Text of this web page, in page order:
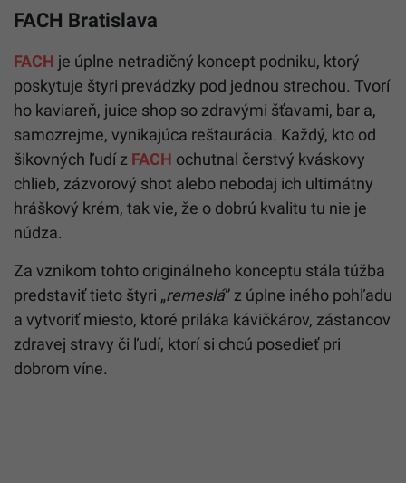
FACH Bratislava
FACH je úplne netradičný koncept podniku, ktorý
poskytuje štyri prevádzky pod jednou strechou. Tvorí
ho kaviareň, juice shop so zdravými šťavami, bar a,
samozrejme, vynikajúca reštaurácia. Každý, kto od
šikovných ľudí z FACH ochutnal čerstvý kváskovy
chlieb, zázvorový shot alebo nebodaj ich ultimátny
hráškový krém, tak vie, že o dobrú kvalitu tu nie je
núdza.
Za vznikom tohto originálneho konceptu stála túžba
predstaviť tieto štyri „remeslá” z úplne iného pohľadu
a vytvoriť miesto, ktoré priláka kávičkárov, zástancov
zdravej stravy či ľudí, ktorí si chcú posedieť pri
dobrom víne.